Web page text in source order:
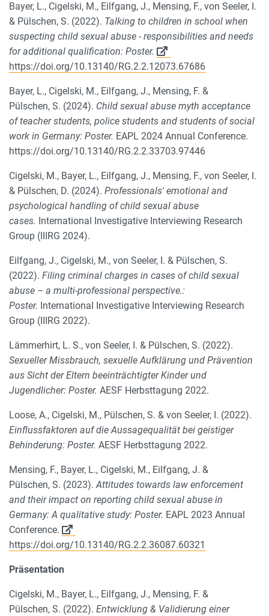
Bayer, L., Cigelski, M., Eilfgang, J., Mensing, F., von Seeler, I.
& Pülschen, S. (2022). Talking to children in school when
suspecting child sexual abuse - responsibilities and needs
for additional qualification: Poster.
https://doi.org/10.13140/RG.2.2.12073.67686
Bayer, L., Cigelski, M., Eilfgang, J., Mensing, F. &
Pülschen, S. (2024). Child sexual abuse myth acceptance
of teacher students, police students and students of social
work in Germany: Poster. EAPL 2024 Annual Conference.
https://doi.org/10.13140/RG.2.2.33703.97446
Cigelski, M., Bayer, L., Eilfgang, J., Mensing, F., von Seeler, I.
& Pülschen, D. (2024). Professionals' emotional and
psychological handling of child sexual abuse
cases. International Investigative Interviewing Research
Group (IIIRG 2024).
Eilfgang, J., Cigelski, M., von Seeler, I. & Pülschen, S.
(2022). Filing criminal charges in cases of child sexual
abuse – a multi-professional perspective.:
Poster. International Investigative Interviewing Research
Group (IIIRG 2022).
Lämmerhirt, L. S., von Seeler, I. & Pülschen, S. (2022).
Sexueller Missbrauch, sexuelle Aufklärung und Prävention
aus Sicht der Eltern beeinträchtigter Kinder und
Jugendlicher: Poster. AESF Herbsttagung 2022.
Loose, A., Cigelski, M., Pülschen, S. & von Seeler, I. (2022).
Einflussfaktoren auf die Aussagequalität bei geistiger
Behinderung: Poster. AESF Herbsttagung 2022.
Mensing, F., Bayer, L., Cigelski, M., Eilfgang, J. &
Pülschen, S. (2023).Attitudes towards law enforcement
and their impact on reporting child sexual abuse in
Germany: A qualitative study: Poster. EAPL 2023 Annual
Conference.
https://doi.org/10.13140/RG.2.2.36087.60321
Präsentation
Cigelski, M., Bayer, L., Eilfgang, J., Mensing, F. &
Pülschen, S. (2022). Entwicklung & Validierung einer